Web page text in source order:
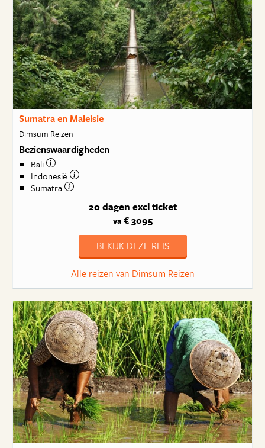
Sumatra en Maleisie
Dimsum Reizen
Bezienswaardigheden
Bali
Indonesië
Sumatra
20 dagen excl ticket
va€ 3095
BEKIJK DEZE REIS
Alle reizen van Dimsum Reizen